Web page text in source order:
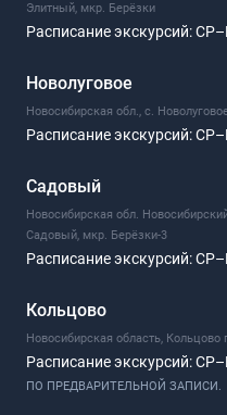
Элитный, мкр. Берёзки
Расписание экскурсий:
Новолуговое
Новосибирская обл., с.
Расписание экскурсий:
Садовый
Новосибирская обл.
Садовый, мкр. Берёзки-3
Расписание экскурсий:
Кольцово
Новосибирская область, Кольцово
Расписание экскурсий:
ПО ПРЕДВАРИТЕЛЬНОЙ ЗАПИСИ.